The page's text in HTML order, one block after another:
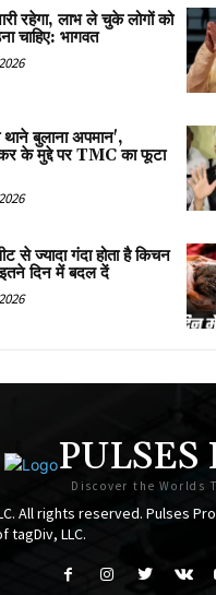
रहेगा, लाभ ले चुके लोगों को
चाहिए: भागवत
थाने बुलाना अपमान',
के मुद्दे पर TMC का फूटा
से ज्यादा गंदा होता है किचन
दिन में बदल दें
PULSES
Discover the Worlds
All rights reserved. Pulses
tagDiv, LLC.